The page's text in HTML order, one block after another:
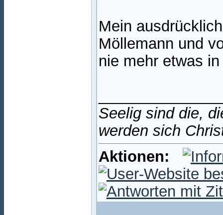
Mein
Möllemann und
nie mehr etwas
Seelig sind die,
werden sich
Aktionen: